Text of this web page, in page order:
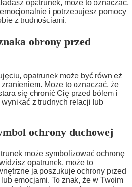
opatrunek, może to oznaczać,
i potrzebujesz pomocy
z trudnościami.
obrony przed
opatrunek może być również
Może to oznaczać, że
się chronić Cię przed bólem i
z trudnych relacji lub
ochrony duchowej
może symbolizować ochronę
opatrunek, może to
ja poszukuje ochrony przed
emocjami. To znak, że w Twoim